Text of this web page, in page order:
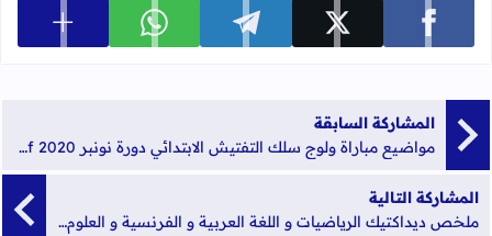
شارك على facebook شارك على x شارك على telegram شارك على whatsapp عرض
المشاركة السابقة
مواضيع مباراة ولوج سلك التفتيش الابتدائي دورة نونبر 2020 pdf + التصحيح الرسمي
المشاركة التالية
ملخص ديداكتيك الرياضيات و اللغة العربية و الفرنسية و العلوم مع أنشطة تطبيقية بالتعليم الابتدائي